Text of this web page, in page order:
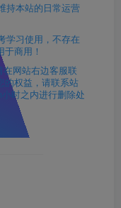
持本站的日常运营
学习使用，不存在
商用！
网站右边客服联
的权益，请联系站
时之内进行删除处